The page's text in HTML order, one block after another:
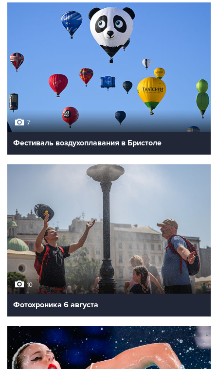
7
Фестиваль воздухоплавания в Бристоле
10
Фотохроника 6 августа